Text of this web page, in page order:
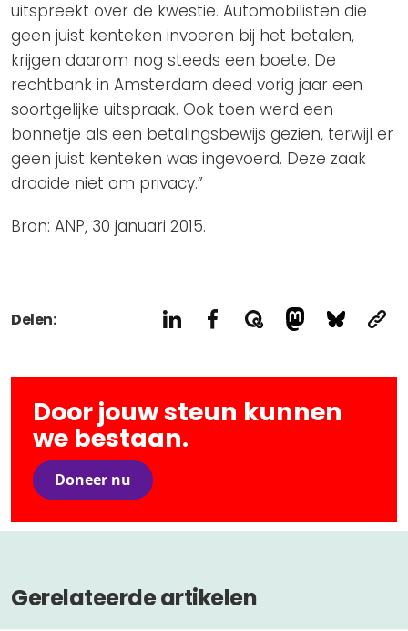
uitspreekt over de kwestie. Automobilisten die
geen juist kenteken invoeren bij het betalen,
krijgen daarom nog steeds een boete. De
rechtbank in Amsterdam deed vorig jaar een
soortgelijke uitspraak. Ook toen werd een
bonnetje als een betalingsbewijs gezien, terwijl er
geen juist kenteken was ingevoerd. Deze zaak
draaide niet om privacy.”
Bron: ANP, 30 januari 2015.
Delen:
Door jouw steun kunnen
we bestaan.
Doneer nu
Gerelateerde artikelen